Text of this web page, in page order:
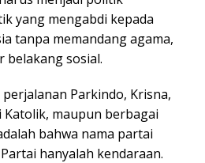
yang mengabdi kepada
tanpa memandang agama,
belakang sosial.
Parkindo, Krisna,
Katolik, maupun berbagai
bahwa nama partai
hanyalah kendaraan.